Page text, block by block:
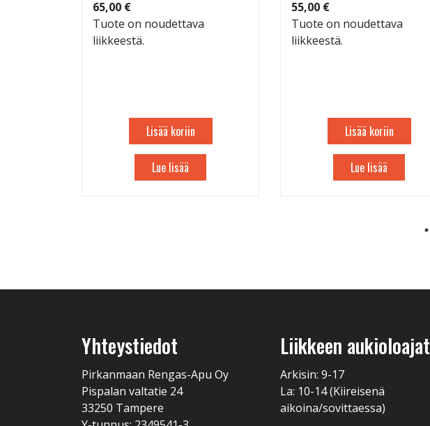
65,00 €
Tuote on noudettava
liikkeestä.
Lisää koriin
Lue lisää
55,00 €
Tuote on noudettava
liikkeestä.
Lisää koriin
Lue lisää
Yhteystiedot
Pirkanmaan Rengas-Apu Oy
Pispalan valtatie 24
33250 Tampere
Liikkeen aukioloajat
Arkisin: 9-17
La: 10-14 (Kiireisenä
aikoina/sovittaessa)